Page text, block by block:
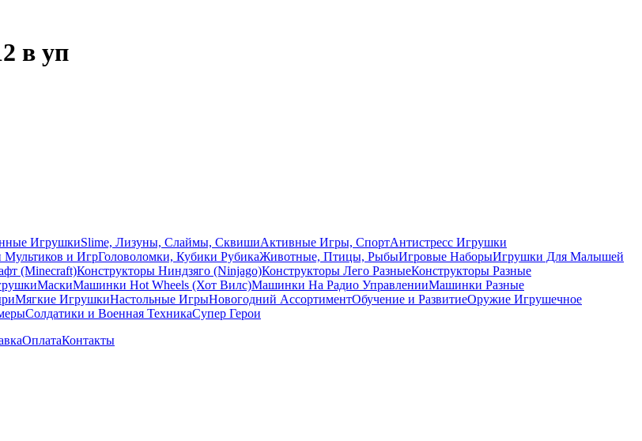
в уп
ИгрушкиSlime, Лизуны, Слаймы, СквишиАктивные Игры, СпортАнтистресс Игрушки
Мультиков и ИгрГоловоломки, Кубики РубикаЖивотные, Птицы, РыбыИгровые НаборыИгрушки Для Малышей
(Minecraft)Конструкторы Ниндзяго (Ninjago)Конструкторы Лего РазныеКонструкторы Разные
МаскиМашинки Hot Wheels (Хот Вилс)Машинки На Радио УправленииМашинки Разные
Мягкие ИгрушкиНастольные ИгрыНовогодний АссортиментОбучение и РазвитиеОружие Игрушечное
Солдатики и Военная ТехникаСупер Герои
ОплатаКонтакты